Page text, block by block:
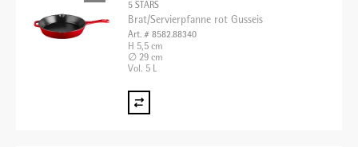
5 STARS
Brat/Servierpfanne rot Gusseis
Art. # 8582.88340
H 5,5 cm
∅ 29 cm
Vol. 5 L